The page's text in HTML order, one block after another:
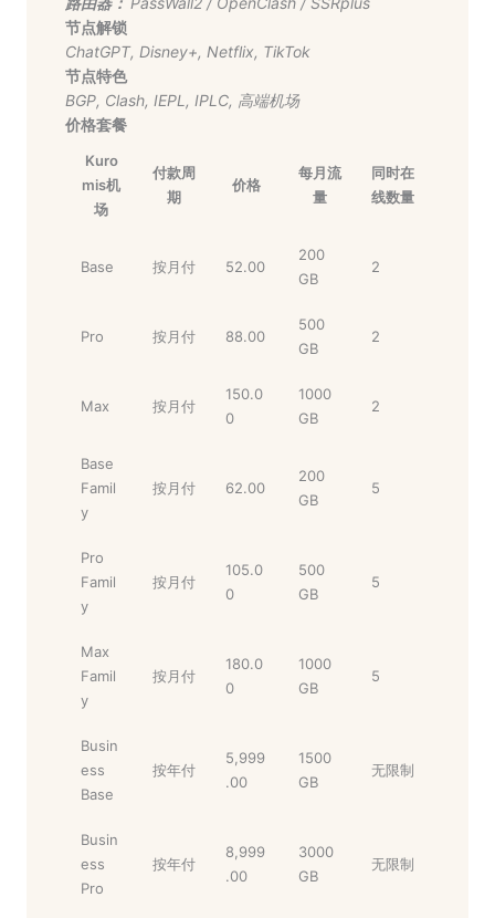
节点解锁
ChatGPT, Disney+, Netflix, TikTok
节点特色
BGP, Clash, IEPL , IPLC, 高端机场
价格套餐
Kuro
mis机
场
付款周
期
价格
每月流
量
同时在
线数量
Base 按月付 52.00
200
GB
2
Pro 按月付 88.00
500
GB
2
Max 按月付
150.0
0
1000
GB
2
Base
Famil
y
按月付 62.00
200
GB
5
Pro
Famil
y
按月付
105.0
0
500
GB
5
Max
Famil
y
按月付
180.0
0
1000
GB
5
Busin
ess
Base
按年付
5,999
.00
1500
GB
无限制
Busin
ess
Pro
按年付
8,999
.00
3000
GB
无限制